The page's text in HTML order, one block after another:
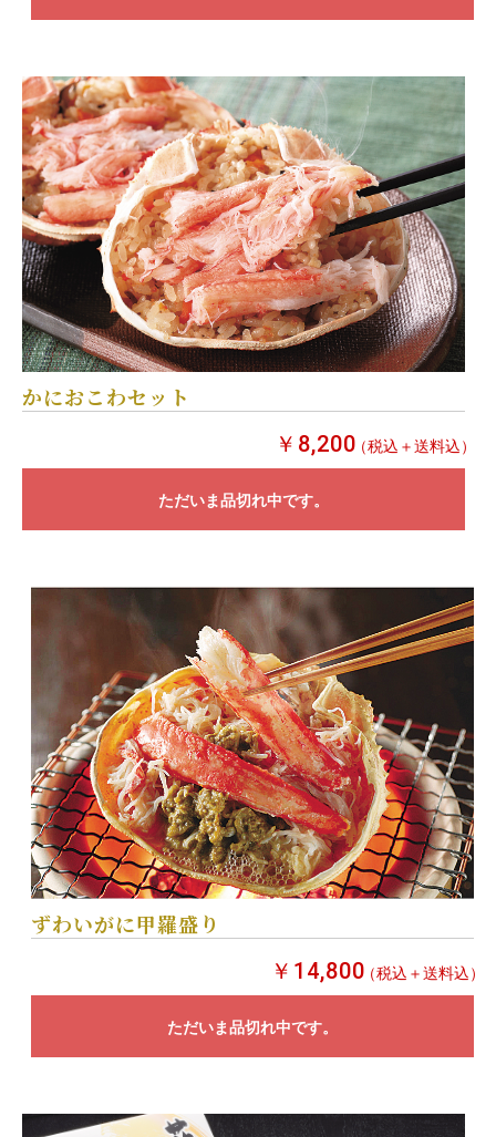
かにおこわセット
￥8,200（税込＋送料込）
ただいま品切れ中です。
ずわいがに甲羅盛り
￥14,800（税込＋送料込）
ただいま品切れ中です。